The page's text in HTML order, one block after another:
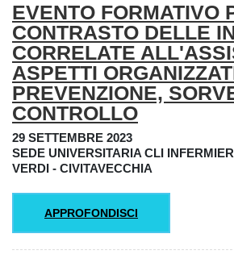
EVENTO FORMATIVO
CONTRASTO DELLE
CORRELATE
ASPETTI
PREVENZIONE,
CONTROLLO
29 SETTEMBRE 2023
SEDE UNIVERSITARIA CLI
VERDI - CIVITAVECCHIA
APPROFONDISCI